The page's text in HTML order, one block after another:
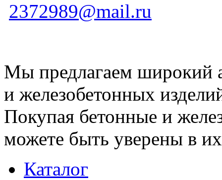
2372989@mail.ru
Мы предлагаем широкий
и железобетонных
Покупая бетонные и
можете быть уверены в их
Каталог